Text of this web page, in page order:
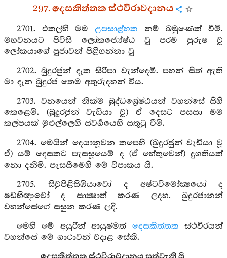
297. දෙසකිත්තක ස්ථවිරාවදානය
2701. එකල්හි මමඋපසාළ්හක නම් බමුණෙක් වීමි.
මහවනයට පිවිසි ලෝකජ්‍යේෂ්ඨ වූ පරම පුරුෂ වූ
ලෝකයාගේ පූජාවන් පිළිගන්නා වූ
2702. බුදුරජුන් දැක සිරිපා වැන්දෙමි. පහන් සිත් ඇති
මා දැන බුදුරජ තෙම අතුරුදහන් විය.
2703. වනයෙන් නික්ම බුද්ධශ්‍රේෂ්ඨයන් වහන්සේ සිහි
කෙළෙමි. (බුදුරජුන් වැඩියා වූ) ඒ දෙසට පසසා මම
කල්පයක් මුළුල්ලෙහි ස්වර්‍ගයෙහි සතුටු වීමි.
2704. මෙයින් දෙයානූවන කපෙහි (බුදුරජුන් වැඩියා වූ
ඒ) යම් දෙසකට පැසසූයෙම් ද (ඒ හේතුවෙන්) දුගතියක්
නො දනිමි. පැසසීමෙහි මේ විපාකය යි.
2705. සිවුපිළිසිඹියාවෝ ද අෂ්ටවිමෝක්‍ෂයෝ ද
ෂඩභිඥාවෝ ද සාක්‍ෂාත් කරණ ලදහ. බුදුරජානන්
වහන්සේගේ සසුන කරණ ලදි.
මෙහි මේ අයුරින් ආයුෂ්මත් දෙසකිත්තක ස්ථවිරයන්
වහන්සේ මේ ගාථාවන් වදාළ සේකි.